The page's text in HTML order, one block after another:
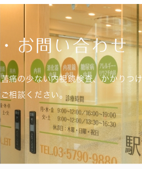
お問い合わせ
痛の少ない内視鏡検査、かかりつ
相談ください。